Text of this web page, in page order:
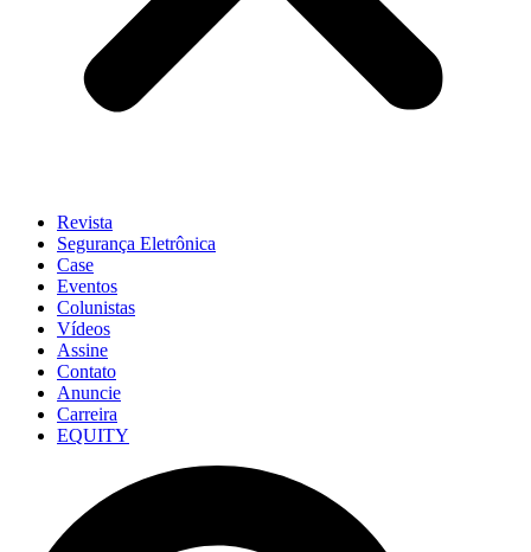
Revista
Segurança Eletrônica
Case
Eventos
Colunistas
Vídeos
Assine
Contato
Anuncie
Carreira
EQUITY